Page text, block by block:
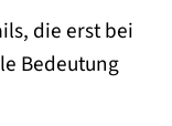
die erst bei
Bedeutung